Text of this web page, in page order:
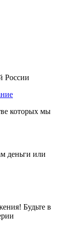
России
которых мы
деньги или
Будьте в